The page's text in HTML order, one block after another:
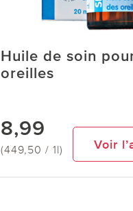
Huile de soin
oreilles
8,99
(449,50 / 1l) Voir